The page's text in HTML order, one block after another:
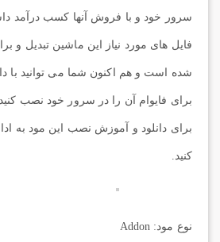
سرور خود و با فروش آنها کسب درآمد
فایل های مورد نیاز این ماشین تبدیل و
برای فایوام آن را در سرور خود نصب کنید.
برای دانلود و آموزش نصب این مود به
کنید.
نوع مود: Addon